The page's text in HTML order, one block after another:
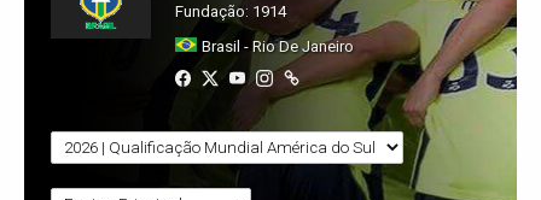
Fundação: 1914
Brasil - Rio De Janeiro